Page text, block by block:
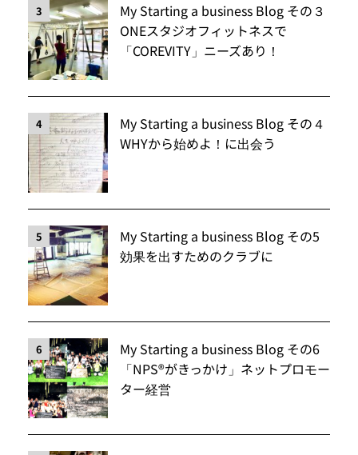
3
My Starting a business Blog その３
ONEスタジオフィットネスで
「COREVITY」ニーズあり！
4
My Starting a business Blog その４
WHYから始めよ！に出会う
5
My Starting a business Blog その5
効果を出すためのクラブに
6
My Starting a business Blog その6
「NPS®️がきっかけ」ネットプロモー
ター経営